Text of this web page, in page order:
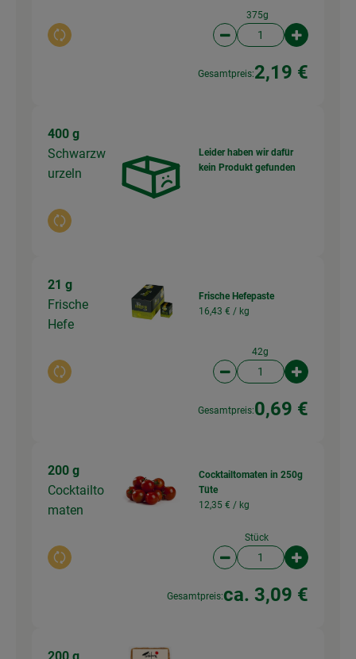
Auswahl ändern
375g
Artikelanzahl
Gesamtpreis:2,19 €
400 g
Schwarzw
urzeln
Auswahl ändern
Leider haben wir dafür
kein Produkt gefunden
21 g
Frische
Hefe
Auswahl ändern
Frische Hefepaste
16,43 € / kg
42g
Artikelanzahl
Gesamtpreis:0,69 €
200 g
Cocktailto
maten
Auswahl ändern
Cocktailtomaten in 250g
Tüte
12,35 € / kg
Stück
Artikelanzahl
Gesamtpreis:ca. 3,09 €
200 g